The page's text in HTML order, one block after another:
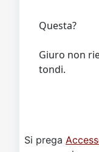
Questa?
Giuro non
tondi.
Si prega